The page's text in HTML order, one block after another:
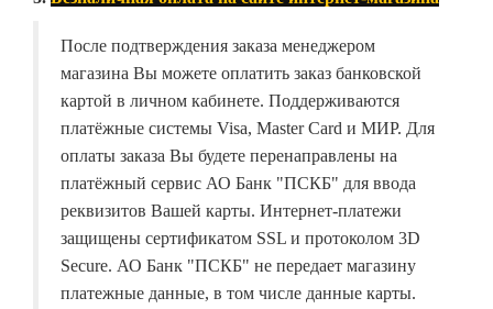
После подтверждения заказа менеджером
магазина Вы можете оплатить заказ банковской
картой в личном кабинете. Поддерживаются
платёжные системы Visa, Master Card и МИР. Для
оплаты заказа Вы будете перенаправлены на
платёжный сервис АО Банк "ПСКБ" для ввода
реквизитов Вашей карты. Интернет-платежи
защищены сертификатом SSL и протоколом 3D
Secure. АО Банк "ПСКБ" не передает магазину
платежные данные, в том числе данные карты.